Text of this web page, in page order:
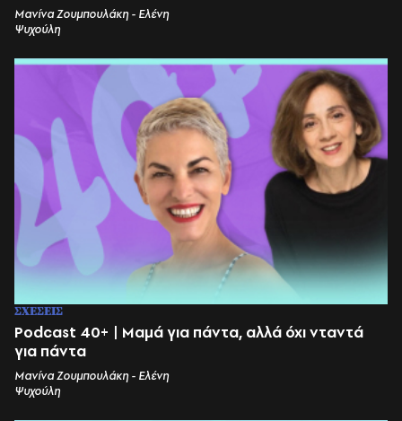
Μανίνα Ζουμπουλάκη - Ελένη
Ψυχούλη
ΣΧΕΣΕΙΣ
Podcast 40+ | Μαμά για πάντα, αλλά όχι νταντά
για πάντα
Μανίνα Ζουμπουλάκη - Ελένη
Ψυχούλη